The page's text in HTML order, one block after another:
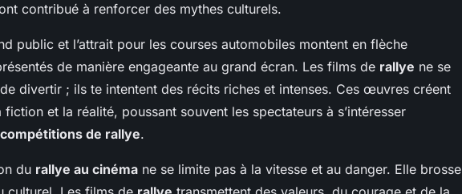
contribué à renforcer des mythes culturels.
public et l’attrait pour les courses automobiles montent en flèche
de manière engageante au grand écran. Les films de rallye ne se
divertir ; ils te intentent des récits riches et intenses. Ces œuvres créent
fiction et la réalité, poussant souvent les spectateurs à s’intéresser
compétitions de rallye.
du rallye au cinéma ne se limite pas à la vitesse et au danger. Elle brosse